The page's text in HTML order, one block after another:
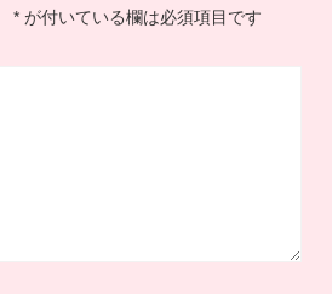
* が付いている欄は必須項目です